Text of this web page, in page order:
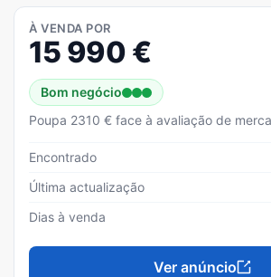
À VENDA POR
15 990 €
Bom negócio
Poupa 2310 € face à avaliação de
Encontrado
Última actualização
Dias à venda
Ver anúncio